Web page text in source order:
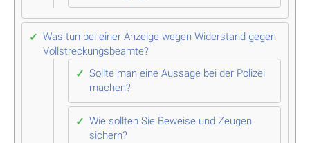
Was tun bei einer Anzeige wegen Widerstand gegen
Vollstreckungsbeamte?
Sollte man eine Aussage bei der Polizei
machen?
Wie sollten Sie Beweise und Zeugen
sichern?